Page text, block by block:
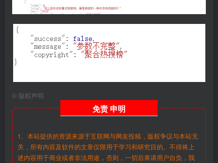
© 版权声明
免责 申明
1、本站提供的资源来源于互联网与网友投稿，版权争议与本站无
关，所有内容及软件的文章仅限用于学习和研究目的。不得将上
述内容用于商业或者非法用途，否则，一切后果请用户自负，我